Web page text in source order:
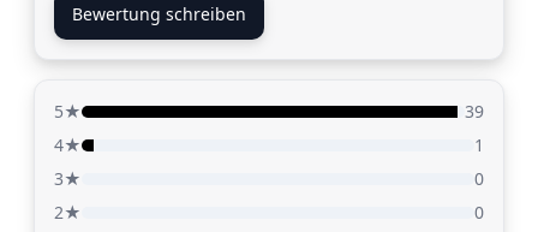
Bewertung schreiben
5★
39
4★
1
3★
0
2★
0